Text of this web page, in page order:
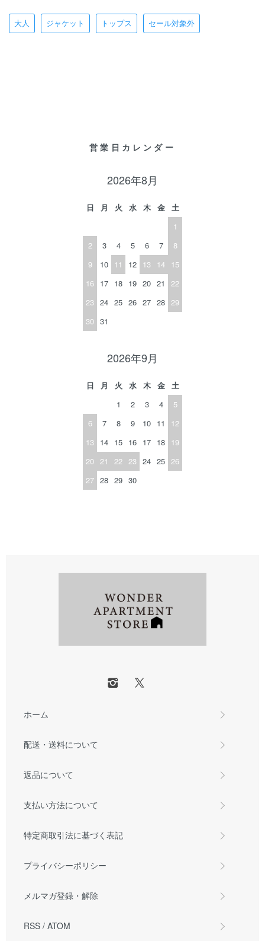
大人 ジャケット トップス セール対象外
営業日カレンダー
2026年8月
日 月 火 水 木 金
土
1
2
3 4 5 6 7
8
9
10 11 12 13 14
15
16 17 18 19 20 21
22
23 24 25 26 27 28 29
30 31
2026年9月
日 月 火 水 木 金
土
1
2 3 4
5
6
7 8 9 10 11
12
13
14 15 16 17 18
19
20 21 22 23 24 25 26
27 28 29 30
ホーム
配送・送料について
返品について
支払い方法について
特定商取引法に基づく表記
プライバシーポリシー
メルマガ登録・解除
RSS / ATOM